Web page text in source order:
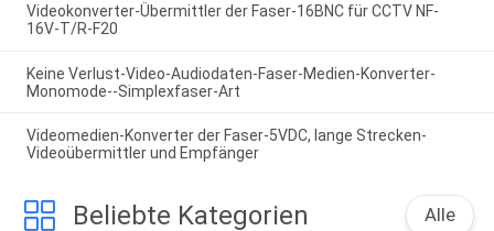
Videokonverter-Übermittler der Faser-16BNC für CCTV NF-
16V-T/R-F20
Keine Verlust-Video-Audiodaten-Faser-Medien-Konverter-
Monomode--Simplexfaser-Art
Videomedien-Konverter der Faser-5VDC, lange Strecken-
Videoübermittler und Empfänger
Beliebte Kategorien Alle